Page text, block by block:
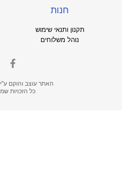
חנות
תקנון ותנאי שימוש
נוהל משלוחים
האתר עוצב והוקם ע"י
כל הזכויות